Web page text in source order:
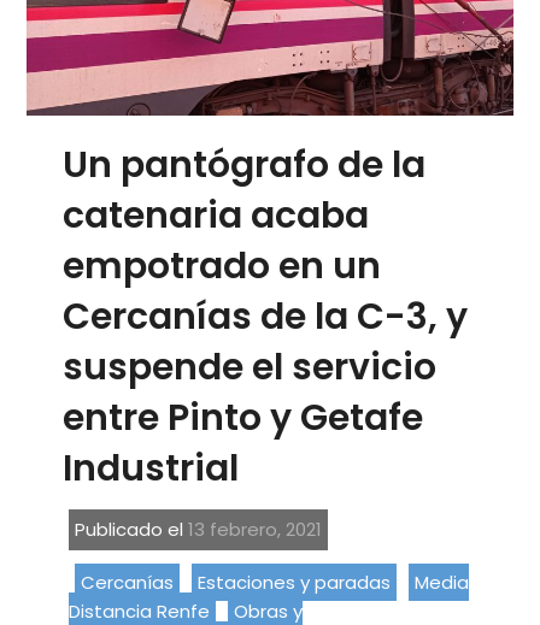
Un pantógrafo de la
catenaria acaba
empotrado en un
Cercanías de la C-3, y
suspende el servicio
entre Pinto y Getafe
Industrial
Publicado el13 febrero, 2021
Cercanías Estaciones y paradas
Media
Distancia Renfe
Obras y